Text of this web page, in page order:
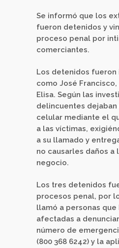
Se informó que los
fueron detenidos y
proceso penal por
comerciantes.
Los detenidos fueron
como José Francisco,
Elisa. Según las
delincuentes
celular mediante el
a las víctimas,
a su llamado y
no causarles daños a
negocio.
Los tres detenidos
procesos penal, por
llamó a personas que
afectadas a
número de
(800 368 6242) y la